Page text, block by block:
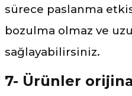
sürece paslanma
bozulma olmaz ve
sağlayabilirsiniz.
7- Ürünler